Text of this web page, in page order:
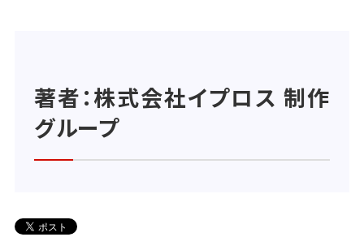
著者：株式会社イプロス 制作
グループ